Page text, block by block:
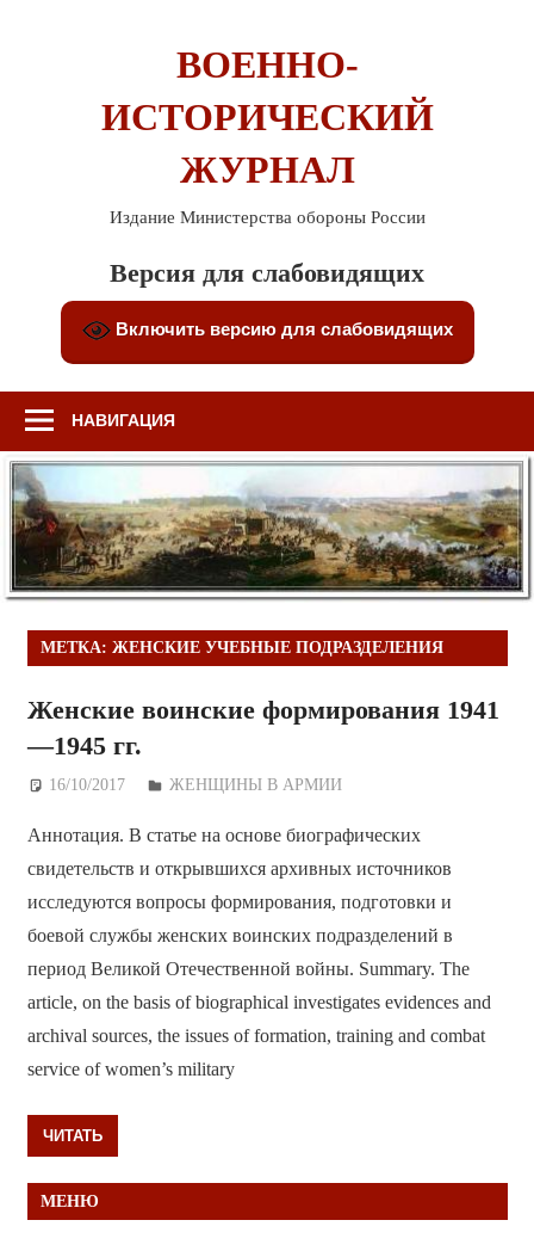
ВОЕННО-
ИСТОРИЧЕСКИЙ
ЖУРНАЛ
Издание Министерства обороны России
Версия для слабовидящих
Включить версию для слабовидящих
НАВИГАЦИЯ
МЕТКА: ЖЕНСКИЕ УЧЕБНЫЕ ПОДРАЗДЕЛЕНИЯ
Женские воинские формирования 1941
—1945 гг.
16/10/2017 Дежурный по Редакции
ЖЕНЩИНЫ В АРМИИ
Аннотация. В статье на основе биографических
свидетельств и открывшихся архивных источников
исследуются вопросы формирования, подготовки и
боевой службы женских воинских подразделений в
период Великой Отечественной войны. Summary. The
article, on the basis of biographical investigates evidences and
archival sources, the issues of formation, training and combat
service of women’s military
ЧИТАТЬ
МЕНЮ